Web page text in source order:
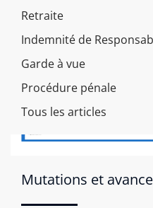
Retraite
Indemnité de
Garde à vue
Procédure pénale
Tous les articles
Mutations et